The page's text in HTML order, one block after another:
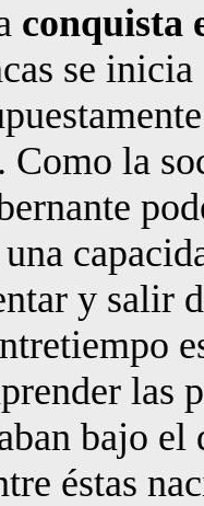
conquista
se inicia
Como la
y salir
las
bajo
éstas